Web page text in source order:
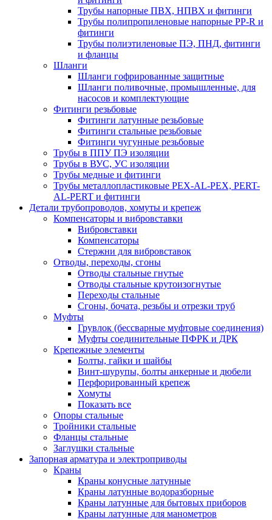
Трубы напорные ПВХ, НПВХ и фитинги
Трубы полипропиленовые напорные PP-R и
фитинги
Трубы полиэтиленовые ПЭ, ПНД, фитинги
и фланцы
Шланги
Шланги гофрированные защитные
Шланги поливочные, промышленные, для
насосов и комплектующие
Фитинги резьбовые
Фитинги латунные резьбовые
Фитинги стальные резьбовые
Фитинги чугунные резьбовые
Трубы в ППУ ПЭ изоляции
Трубы в ВУС, УС изоляции
Трубы медные и фитинги
Трубы металлопластиковые PEX-AL-PEX, PERT-
AL-PERT и фитинги
Детали трубопроводов, хомуты и крепеж
Компенсаторы и вибровставки
Вибровставки
Компенсаторы
Стержни для вибровставок
Отводы, переходы, сгоны
Отводы стальные гнутые
Отводы стальные крутоизогнутые
Переходы стальные
Сгоны, бочата, резьбы и отрезки труб
Муфты
Грувлок (бессварные муфтовые соединения)
Муфты соединительные ПФРК и ДРК
Крепежные элементы
Болты, гайки и шайбы
Винт-шурупы, болты анкерные и дюбели
Перфорированный крепеж
Хомуты
Показать все
Опоры стальные
Тройники стальные
Фланцы стальные
Заглушки стальные
Запорная арматура и электроприводы
Краны
Краны конусные латунные
Краны латунные водоразборные
Краны латунные для бытовых приборов
Краны латунные для манометров